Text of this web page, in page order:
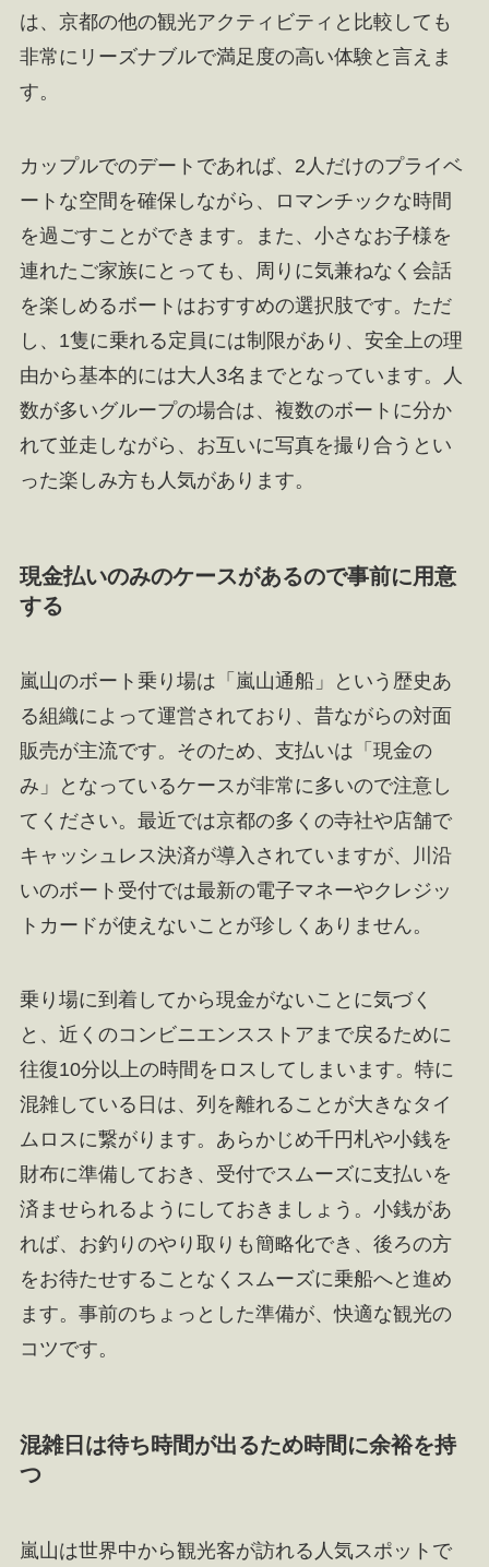
は、京都の他の観光アクティビティと比較しても
非常にリーズナブルで満足度の高い体験と言えま
す。
カップルでのデートであれば、2人だけのプライベ
ートな空間を確保しながら、ロマンチックな時間
を過ごすことができます。また、小さなお子様を
連れたご家族にとっても、周りに気兼ねなく会話
を楽しめるボートはおすすめの選択肢です。ただ
し、1隻に乗れる定員には制限があり、安全上の理
由から基本的には大人3名までとなっています。人
数が多いグループの場合は、複数のボートに分か
れて並走しながら、お互いに写真を撮り合うとい
った楽しみ方も人気があります。
現金払いのみのケースがあるので事前に用意
する
嵐山のボート乗り場は「嵐山通船」という歴史あ
る組織によって運営されており、昔ながらの対面
販売が主流です。そのため、支払いは「現金の
み」となっているケースが非常に多いので注意し
てください。最近では京都の多くの寺社や店舗で
キャッシュレス決済が導入されていますが、川沿
いのボート受付では最新の電子マネーやクレジッ
トカードが使えないことが珍しくありません。
乗り場に到着してから現金がないことに気づく
と、近くのコンビニエンスストアまで戻るために
往復10分以上の時間をロスしてしまいます。特に
混雑している日は、列を離れることが大きなタイ
ムロスに繋がります。あらかじめ千円札や小銭を
財布に準備しておき、受付でスムーズに支払いを
済ませられるようにしておきましょう。小銭があ
れば、お釣りのやり取りも簡略化でき、後ろの方
をお待たせすることなくスムーズに乗船へと進め
ます。事前のちょっとした準備が、快適な観光の
コツです。
混雑日は待ち時間が出るため時間に余裕を持
つ
嵐山は世界中から観光客が訪れる人気スポットで